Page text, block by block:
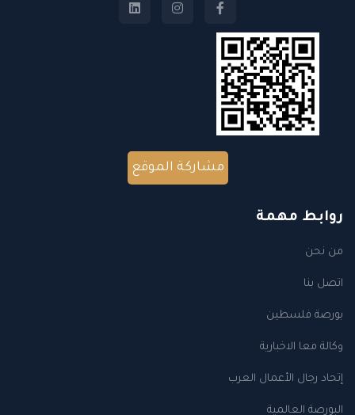
مشاركة الموقع
روابط مهمة
من نحن
اتصل بنا
بورصة فلسطين
وكالة معا الاخبارية
إتحاد رجال الأعمال العرب
البورصة العالمية